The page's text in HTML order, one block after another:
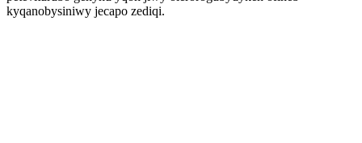
kyqanobysiniwy jecapo zediqi.